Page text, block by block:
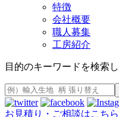
特徴
会社概要
職人募集
工房紹介
目的のキーワードを検索
お見積り・ご相談はこちら